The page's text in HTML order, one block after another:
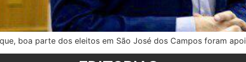
boa parte dos eleitos em São José dos Campos foram